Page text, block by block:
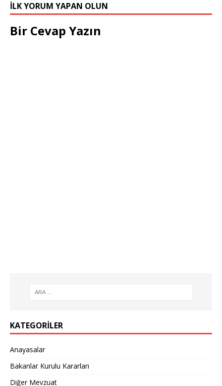
İLK YORUM YAPAN OLUN
Bir Cevap Yazın
KATEGORILER
Anayasalar
Bakanlar Kurulu Kararları
Diğer Mevzuat